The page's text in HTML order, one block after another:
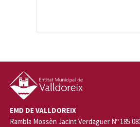
EMD DE VALLDOREIX
Rambla Mossèn Jacint Verdaguer Nº 185